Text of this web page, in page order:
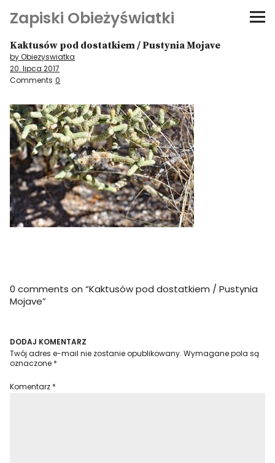
Zapiski Obieżyświatki
Podróże
Kultura i sztuka
Kątem oka
O-fiszki
Niezwyczajne ściany
Dom na kółkach
Kaktusów pod dostatkiem / Pustynia Mojave
by Obiezyswiatka
20. lipca 2017
Comments 0
0 comments on “Kaktusów pod dostatkiem / Pustynia
Mojave”
DODAJ KOMENTARZ
Twój adres e-mail nie zostanie opublikowany. Wymagane pola są
oznaczone *
Komentarz *